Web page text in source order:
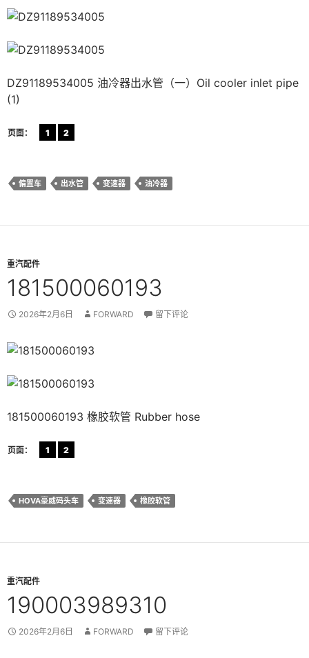
DZ91189534005 油冷器出水管（一）Oil cooler inlet pipe
(1)
页面： 1 2
偏置车 出水管 变速器 油冷器
重汽配件
181500060193
2026年2月6日 FORWARD 留下评论
181500060193 橡胶软管 Rubber hose
页面： 1 2
HOVA豪威码头车 变速器 橡胶软管
重汽配件
190003989310
2026年2月6日 FORWARD 留下评论